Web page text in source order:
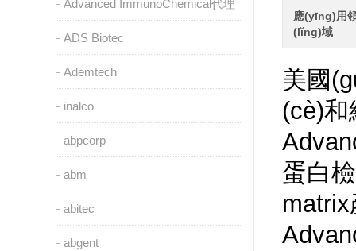
Advanced ImmunoChemical代理
ADS Biotec
Ademtech
inalco
abpcorp
abm
abitec
abgent
應(yīng)用
(lǐng)域
美國
(cè)
蛋白檢